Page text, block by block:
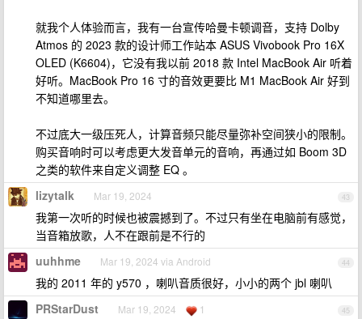
就我个人体验而言，我有一台宣传哈曼卡顿调音，支持 Dolby
Atmos 的 2023 款的设计师工作站本 ASUS Vivobook Pro 16X
OLED (K6604)，它没有我以前 2018 款 Intel MacBook Air 听着
好听。MacBook Pro 16 寸的音效更要比 M1 MacBook Air 好到
不知道哪里去。
不过底大一级压死人，计算音频只能尽量弥补空间狭小的限制。
购买音响时可以考虑更大发音单元的音响，再通过如 Boom 3D
之类的软件来自定义调整 EQ 。
43
lizytalk Mar 19, 2024
我第一次听的时候也被震撼到了。不过只有坐在电脑前有感觉，
当音箱放歌，人不在跟前是不行的
44
uuhhme Mar 19, 2024 via Android
我的 2011 年的 y570 ，喇叭音质很好，小小的两个 jbl 喇叭
45
PRStarDust Mar 19, 2024 1